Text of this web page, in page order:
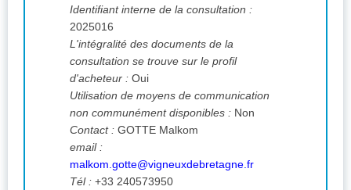
Identifiant interne de la consultation :
2025016
L'intégralité des documents de la
consultation se trouve sur le profil
d'acheteur : Oui
Utilisation de moyens de communication
non communément disponibles : Non
Contact : GOTTE Malkom
email :
malkom.gotte@vigneuxdebretagne.fr
Tél : +33 240573950